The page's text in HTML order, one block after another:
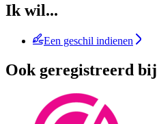
Ik wil...
Een geschil indienen
Ook geregistreerd bij